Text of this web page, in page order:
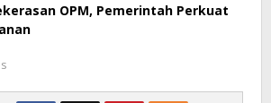
OPM, Pemerintah Perkuat